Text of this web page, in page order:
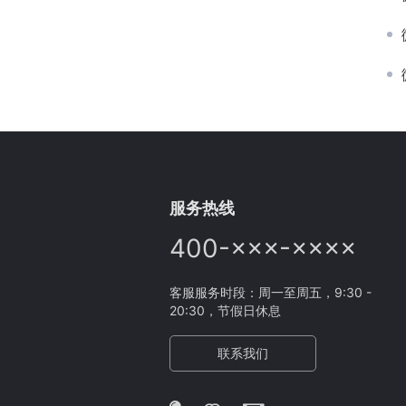
服务热线
400-×××-××××
客服服务时段：周一至周五，9:30 -
20:30，节假日休息
联系我们